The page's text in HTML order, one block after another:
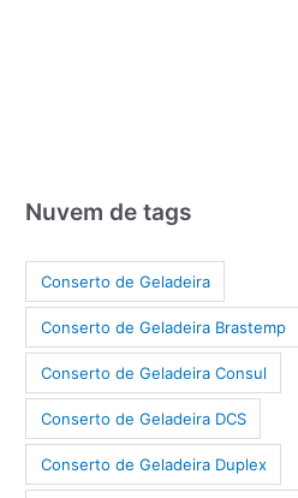
Nuvem de tags
Conserto de Geladeira
Conserto de Geladeira Brastemp
Conserto de Geladeira Consul
Conserto de Geladeira DCS
Conserto de Geladeira Duplex